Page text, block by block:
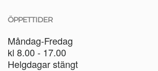
ÖPPETTIDER
Måndag-Fredag
kl 8.00 - 17.00
Helgdagar stängt